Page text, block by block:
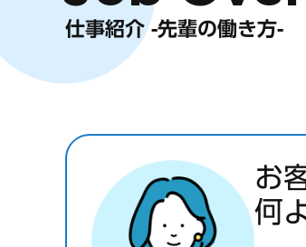
仕事紹介 -先輩の働き方-
お
何